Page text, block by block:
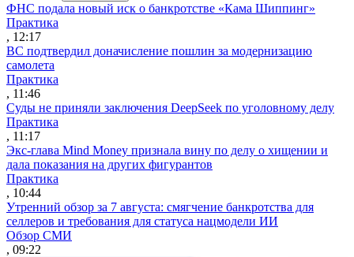
ФНС подала новый иск о банкротстве «Кама Шиппинг»
Практика
, 12:17
ВС подтвердил доначисление пошлин за модернизацию
самолета
Практика
, 11:46
Суды не приняли заключения DeepSeek по уголовному делу
Практика
, 11:17
Экс-глава Mind Money признала вину по делу о хищении и
дала показания на других фигурантов
Практика
, 10:44
Утренний обзор за 7 августа: смягчение банкротства для
селлеров и требования для статуса нацмодели ИИ
Обзор СМИ
, 09:22